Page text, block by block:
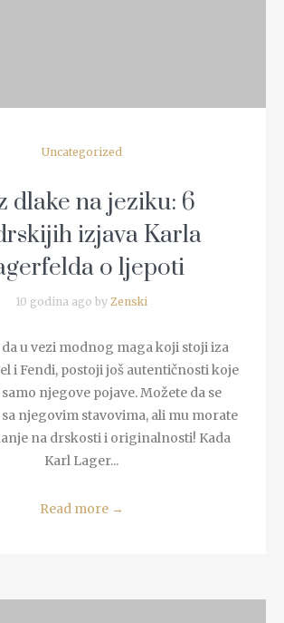
Uncategorized
dlake na jeziku: 6
izjava Karla
o ljepoti
10 godina ago by Zenski
u vezi modnog maga koji stoji iza
i Fendi, postoji još autentičnosti koje
samo njegove pojave. Možete da se
njegovim stavovima, ali mu morate
na drskosti i originalnosti! Kada
Karl Lager...
Read more →